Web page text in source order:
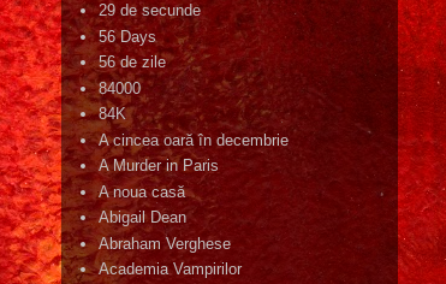
29 de secunde
56 Days
56 de zile
84000
84K
A cincea oară în decembrie
A Murder in Paris
A noua casă
Abigail Dean
Abraham Verghese
Academia Vampirilor